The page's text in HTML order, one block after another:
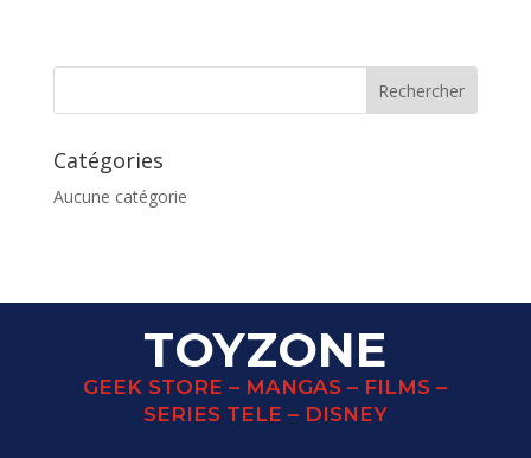
Catégories
Aucune catégorie
TOYZONE
GEEK STORE – MANGAS – FILMS –
SERIES TELE – DISNEY